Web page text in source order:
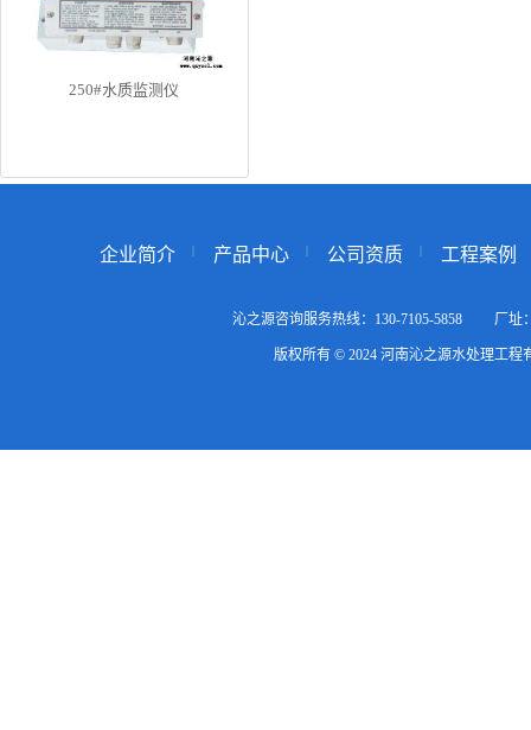
250#水质监测仪
企业简介 产品中心 公司资质 工程案例
沁之源咨询服务热线：130-7105-5858 厂
版权所有 © 2024 河南沁之源水处理工